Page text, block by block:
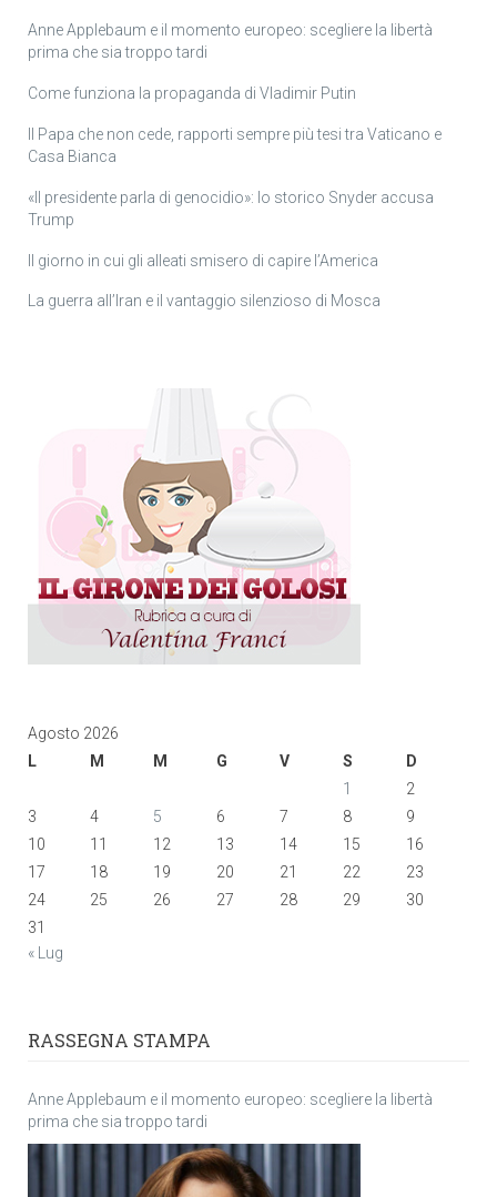
Anne Applebaum e il momento europeo: scegliere la libertà
prima che sia troppo tardi
Come funziona la propaganda di Vladimir Putin
Il Papa che non cede, rapporti sempre più tesi tra Vaticano e
Casa Bianca
«Il presidente parla di genocidio»: lo storico Snyder accusa
Trump
Il giorno in cui gli alleati smisero di capire l’America
La guerra all’Iran e il vantaggio silenzioso di Mosca
Agosto 2026
L
M M G V S
D
1
2
3
4 5 6 7 8
9
10
11 12 13 14 15
16
17
18 19 20 21 22
23
24
25 26 27 28 29
30
31
« Lug
RASSEGNA STAMPA
Anne Applebaum e il momento europeo: scegliere la libertà
prima che sia troppo tardi